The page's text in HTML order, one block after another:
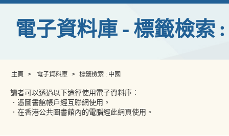
電子資料庫 - 標籤檢索 :
主頁 > 電子資料庫 > 標籤檢索 : 中國
讀者可以透過以下途徑使用電子資料庫︰
．憑圖書館帳戶經互聯網使用。
．在香港公共圖書館內的電腦經此網頁使用。